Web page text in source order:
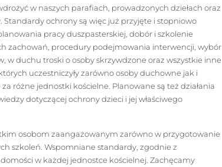
w naszych parafiach, prowadzonych dziełach oraz
ochrony są więc już przyjęte i stopniowo
pracy duszpasterskiej, dobór i szkolenie
zachowań, procedury podejmowania interwencji, wybór
duchu troski o osoby skrzywdzone oraz wszystkie inne
uczestniczyły zarówno osoby duchowne jak i
różne jednostki kościelne. Planowane są też działania
dotyczącej ochrony dzieci i jej właściwego
osobom zaangażowanym zarówno w przygotowanie
szkoleń. Wspomniane standardy, zgodnie z
w każdej jednostce kościelnej. Zachęcamy